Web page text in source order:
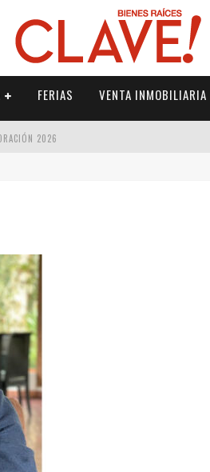
FERIAS VENTA INMOBILIARIA
2026
2026
2026
DESIGN STUDIO – ESPECIAL
& DECORACIÓN 2026